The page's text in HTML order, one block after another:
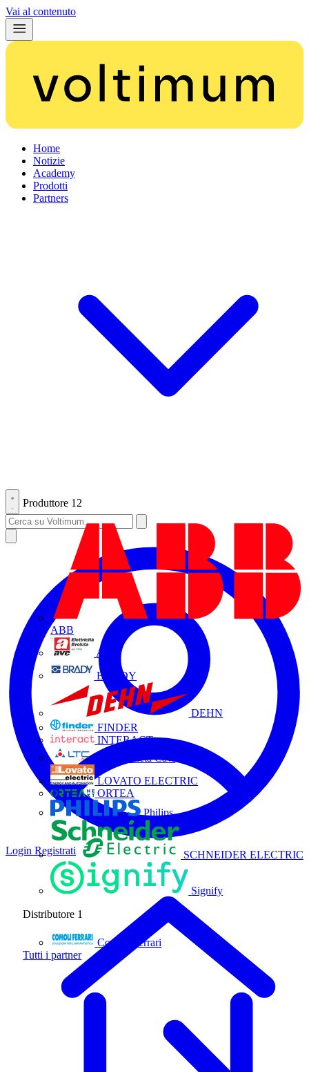
Vai al contenuto
Home
Notizie
Academy
Prodotti
Partners
Produttore 12
ABB
AVE
BRADY
DEHN
FINDER
INTERACT
La Triveneta Cavi
LOVATO ELECTRIC
ORTEA
Philips
SCHNEIDER ELECTRIC
Signify
Distributore 1
Comoli Ferrari
Tutti i partner
Login Registrati